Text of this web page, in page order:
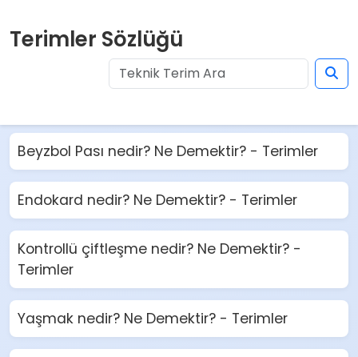
Terimler Sözlüğü
Beyzbol Pası nedir? Ne Demektir? - Terimler
Endokard nedir? Ne Demektir? - Terimler
Kontrollü çiftleşme nedir? Ne Demektir? -
Terimler
Yaşmak nedir? Ne Demektir? - Terimler